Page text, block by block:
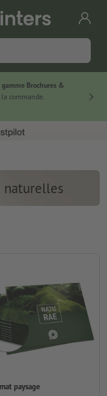
gamme Brochures &
commande.
naturelles
paysage